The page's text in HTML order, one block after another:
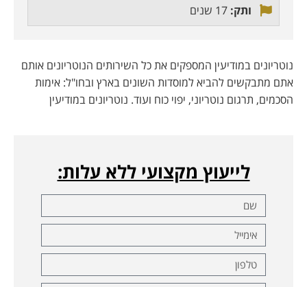
ותק: 17 שנים
נוטריונים במודיעין המספקים את כל השירותים הנוטריונים אותם
אתם מתבקשים להביא למוסדות השונים בארץ ובחו"ל: אימות
הסכמים, תרגום נוטריוני, יפוי כוח ועוד. נוטריונים במודיעין
לייעוץ מקצועי ללא עלות: